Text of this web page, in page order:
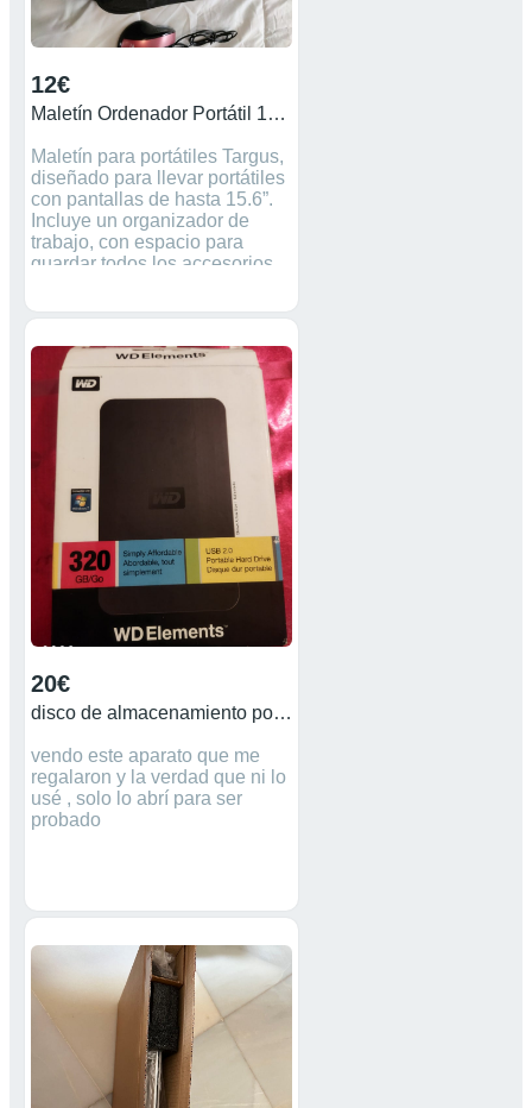
12€
Maletín Ordenador Portátil 15,6"
Maletín para portátiles Targus,
diseñado para llevar portátiles
con pantallas de hasta 15.6”.
Incluye un organizador de
trabajo, con espacio para
guardar todos los accesorios
dispositivos móviles y un
proteger el ordenador portátil,
lo que lo convierte en un
maletín ideal teniendo en
cuenta la relación coste-
eficacia. Cuenta con un asa
remachada y una correa
desmontable para el hombro
con una almohadilla
acolchada para mayor
comodidad sobre la marcha.
Incluye ratón óptico de regalo.
20€
disco de almacenamiento portátil
vendo este aparato que me
regalaron y la verdad que ni lo
usé , solo lo abrí para ser
probado